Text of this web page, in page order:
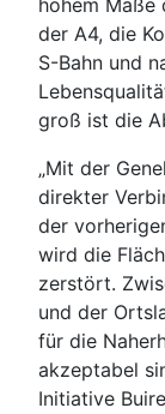
hohem Maße
der A4, die
S-Bahn und
groß ist die
„Mit der
direkter
der
wird die
zerstört.
und der
für die
akzeptabel
Initiative